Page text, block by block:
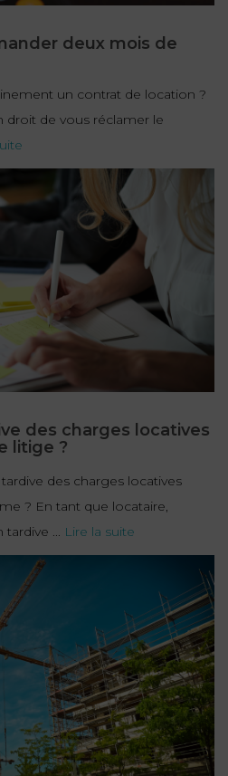
deux mois de
un contrat de location ?
droit de vous réclamer le
des charges locatives
litige ?
des charges locatives
? En tant que locataire,
... Lire la suite